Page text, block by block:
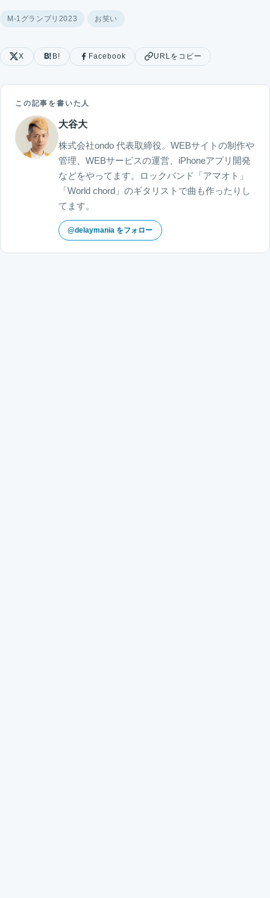
M-1グランプリ2023 お笑い
X B! Facebook URLをコピー
この記事を書いた人
大谷大
株式会社ondo 代表取締役。WEBサイトの制作や
管理、WEBサービスの運営、iPhoneアプリ開発
などをやってます。ロックバンド「アマオト」
「World chord」のギタリストで曲も作ったりし
てます。
@delaymania をフォロー